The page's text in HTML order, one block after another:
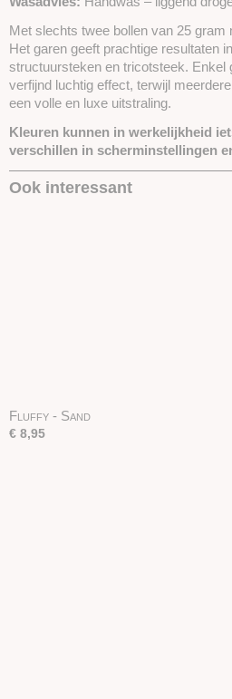
Met slechts twee bollen van 25 gram
Het garen geeft prachtige resultaten
structuursteken en tricotsteek. Enkel
verfijnd luchtig effect, terwijl
een volle en luxe uitstraling.
Kleuren kunnen in werkelijkheid
verschillen in scherminstellingen
Ook interessant
Fluffy - Sand
€ 8,95